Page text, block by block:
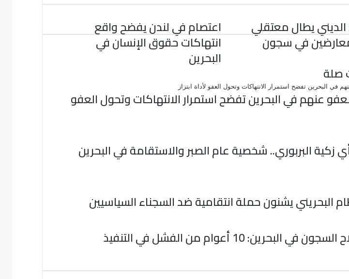
اعتصام في لندن يفضح واقع
انتهاكات حقوق الإنسان في
البحرين
يطال معتقلي
في سجون
صلة
عنهم في البحرين تفضح استمرار الانتهاكات وتحول العفو
زكية البربوري.. شخصية عام الصبر والاستقامة في البحرين
البحريني يشنون حملة انتقامية ضد السجناء السياسيين
البحرين: 10 أعوام من الفشل في التنفيذ